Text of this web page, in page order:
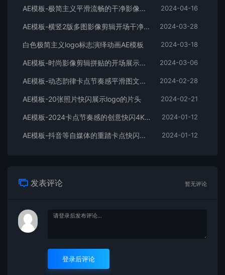
AE模板-极简主义平滑流畅的干净影像排版展示开场 2024-04-16
AE模板-横竖2版多图影像剪辑开场干净平滑时尚片头 2024-03-28
白色极简主义logo标志演绎动画AE模板 2024-03-18
AE模板-时尚影像剪辑拼贴的开场展示片头 2024-03-06
AE模板-动态韵律卡点节奏感平滑图文拼贴宣传片头 2024-02-28
AE模板-20张照片快闪展示logo的片头 2024-02-21
AE模板-2024卡点节奏感的创意快闪4K宣传片头 2024-01-12
AE模板-抖音等自媒体的重踏卡点快闪宣传开场 2024-01-12
发表评论 暂无评论
登录后评论